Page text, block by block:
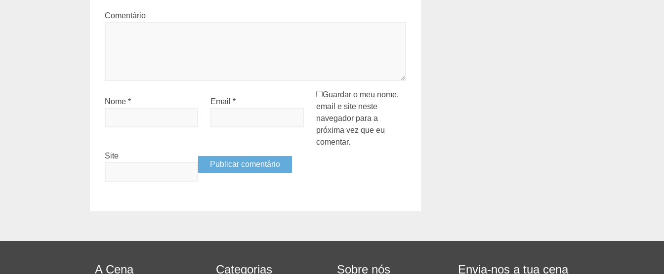
Comentário
Nome * Email*
Site
Guardar o meu nome,
email e site neste
navegador para a
próxima vez que eu
comentar.
A Cena Categorias Sobre nós Envia-nos a tua cena